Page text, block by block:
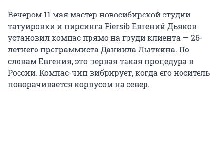
Вечером 11 мая мастер новосибирской студии
татуировки и пирсинга Piersib Евгений Дьяков
установил компас прямо на груди клиента — 26-
летнего программиста Даниила Лыткина. По
словам Евгения, это первая такая процедура в
России. Компас-чип вибрирует, когда его носитель
поворачивается корпусом на север.